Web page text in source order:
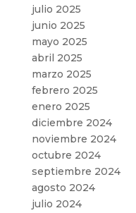
julio 2025
junio 2025
mayo 2025
abril 2025
marzo 2025
febrero 2025
enero 2025
diciembre 2024
noviembre 2024
octubre 2024
septiembre 2024
agosto 2024
julio 2024